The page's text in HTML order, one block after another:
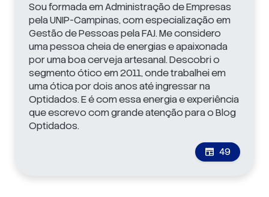
Sou formada em Administração de Empresas
pela UNIP-Campinas, com especialização em
Gestão de Pessoas pela FAJ. Me considero
uma pessoa cheia de energias e apaixonada
por uma boa cerveja artesanal. Descobri o
segmento ótico em 2011, onde trabalhei em
uma ótica por dois anos até ingressar na
Optidados. E é com essa energia e experiência
que escrevo com grande atenção para o Blog
Optidados.
newspaper 49